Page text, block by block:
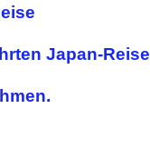
Japan-Reise